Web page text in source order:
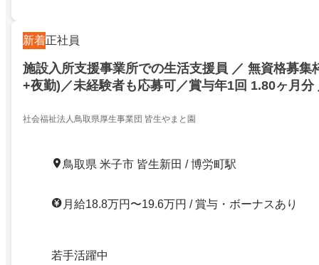
新着正社員
施設入所支援事業所での生活支援員 ／ 無資格募集
+夜勤)／未経験者も応募可／賞与年1回 1.80ヶ月分
分 入社2年目より支給！／年休120日以上／
社会福祉法人鳥取県厚生事業団 皆生やまと園
鳥取県 米子市 皆生新田 / 博労町駅
月給18.8万円〜19.6万円 / 賞与・ボーナスあり
若手活躍中